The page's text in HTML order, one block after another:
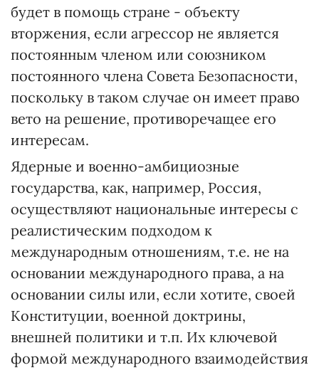
будет в помощь стране - объекту
вторжения, если агрессор не является
постоянным членом или союзником
постоянного члена Совета Безопасности,
поскольку в таком случае он имеет право
вето на решение, противоречащее его
интересам.
Ядерные и военно-амбициозные
государства, как, например, Россия,
осуществляют национальные интересы с
реалистическим подходом к
международным отношениям, т.е. не на
основании международного права, а на
основании силы или, если хотите, своей
Конституции, военной доктрины,
внешней политики и т.п. Их ключевой
формой международного взаимодействия